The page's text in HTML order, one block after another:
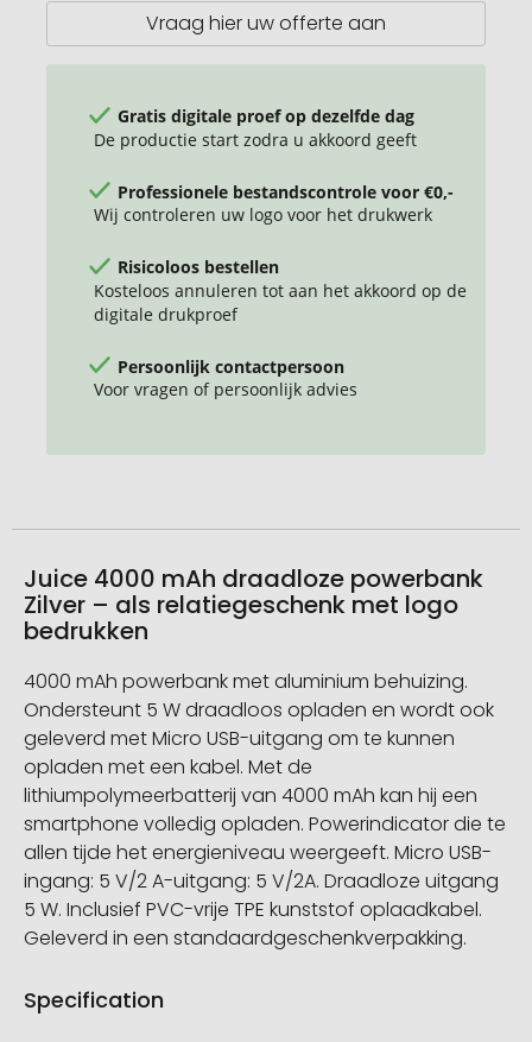
Vraag hier uw offerte aan
Gratis digitale proef op dezelfde dag
De productie start zodra u akkoord geeft
Professionele bestandscontrole voor €0,-
Wij controleren uw logo voor het drukwerk
Risicoloos bestellen
Kosteloos annuleren tot aan het akkoord op de
digitale drukproef
Persoonlijk contactpersoon
Voor vragen of persoonlijk advies
Juice 4000 mAh draadloze powerbank
Zilver – als relatiegeschenk met logo
bedrukken
4000 mAh powerbank met aluminium behuizing.
Ondersteunt 5 W draadloos opladen en wordt ook
geleverd met Micro USB-uitgang om te kunnen
opladen met een kabel. Met de
lithiumpolymeerbatterij van 4000 mAh kan hij een
smartphone volledig opladen. Powerindicator die te
allen tijde het energieniveau weergeeft. Micro USB-
ingang: 5 V/2 A-uitgang: 5 V/2A. Draadloze uitgang
5 W. Inclusief PVC-vrije TPE kunststof oplaadkabel.
Geleverd in een standaardgeschenkverpakking.
Specification